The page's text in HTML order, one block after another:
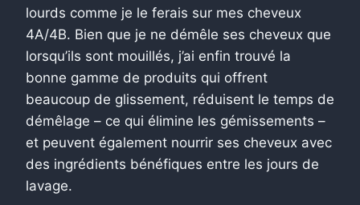
lourds comme je le ferais sur mes cheveux
4A/4B. Bien que je ne démêle ses cheveux que
lorsqu’ils sont mouillés, j’ai enfin trouvé la
bonne gamme de produits qui offrent
beaucoup de glissement, réduisent le temps de
démêlage – ce qui élimine les gémissements –
et peuvent également nourrir ses cheveux avec
des ingrédients bénéfiques entre les jours de
lavage.